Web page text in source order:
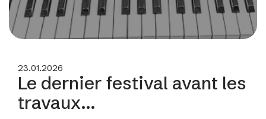
23.01.2026
Le dernier festival avant les
travaux...